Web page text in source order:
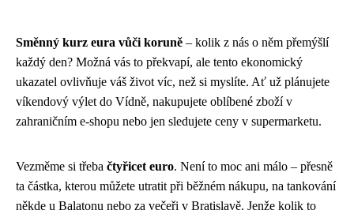
Směnný kurz eura vůči koruně – kolik z nás o něm přemýšlí
každý den? Možná vás to překvapí, ale tento ekonomický
ukazatel ovlivňuje váš život víc, než si myslíte. Ať už plánujete
víkendový výlet do Vídně, nakupujete oblíbené zboží v
zahraničním e-shopu nebo jen sledujete ceny v supermarketu.
Vezměme si třeba čtyřicet euro. Není to moc ani málo – přesně
ta částka, kterou můžete utratit při běžném nákupu, na tankování
někde u Balatonu nebo za večeři v Bratislavě. Jenže kolik to